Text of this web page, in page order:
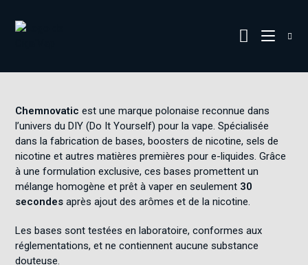
Chemnovaticest une marque polonaise reconnue dans
l’univers du DIY (Do It Yourself) pour la vape. Spécialisée
dans la fabrication de bases, boosters de nicotine, sels de
nicotine et autres matières premières pour e-liquides. Grâce
à une formulation exclusive, ces bases promettent un
mélange homogène et prêt à vaper en seulement 30
secondes après ajout des arômes et de la nicotine.
Les bases sont testées en laboratoire, conformes aux
réglementations, et ne contiennent aucune substance
douteuse.